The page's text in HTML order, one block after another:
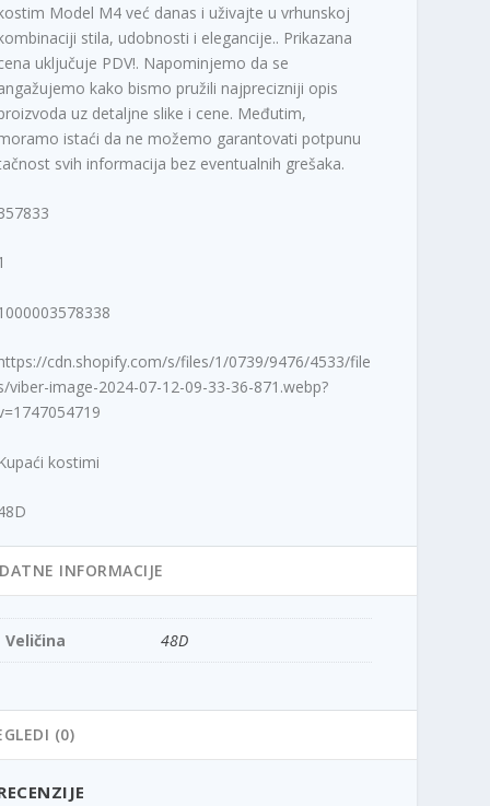
Model M4 već danas i uživajte u vrhunskoj
stila, udobnosti i elegancije.. Prikazana
uključuje PDV!. Napominjemo da se
kako bismo pružili najprecizniji opis
uz detaljne slike i cene. Međutim,
istaći da ne možemo garantovati potpunu
svih informacija bez eventualnih grešaka.
cdn.shopify.com/s/files/1/0739/9476/4533/file
viber-image-2024-07-12-09-33-36-871.webp?
kostimi
INFORMACIJE
Veličina 48D
(0)